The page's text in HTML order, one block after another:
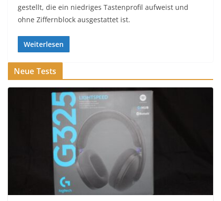
gestellt, die ein niedriges Tastenprofil aufweist und
ohne Ziffernblock ausgestattet ist.
Weiterlesen
Neue Tests